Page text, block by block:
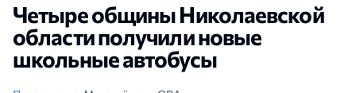
Четыре общины Николаевской
области получили новые
школьные автобусы